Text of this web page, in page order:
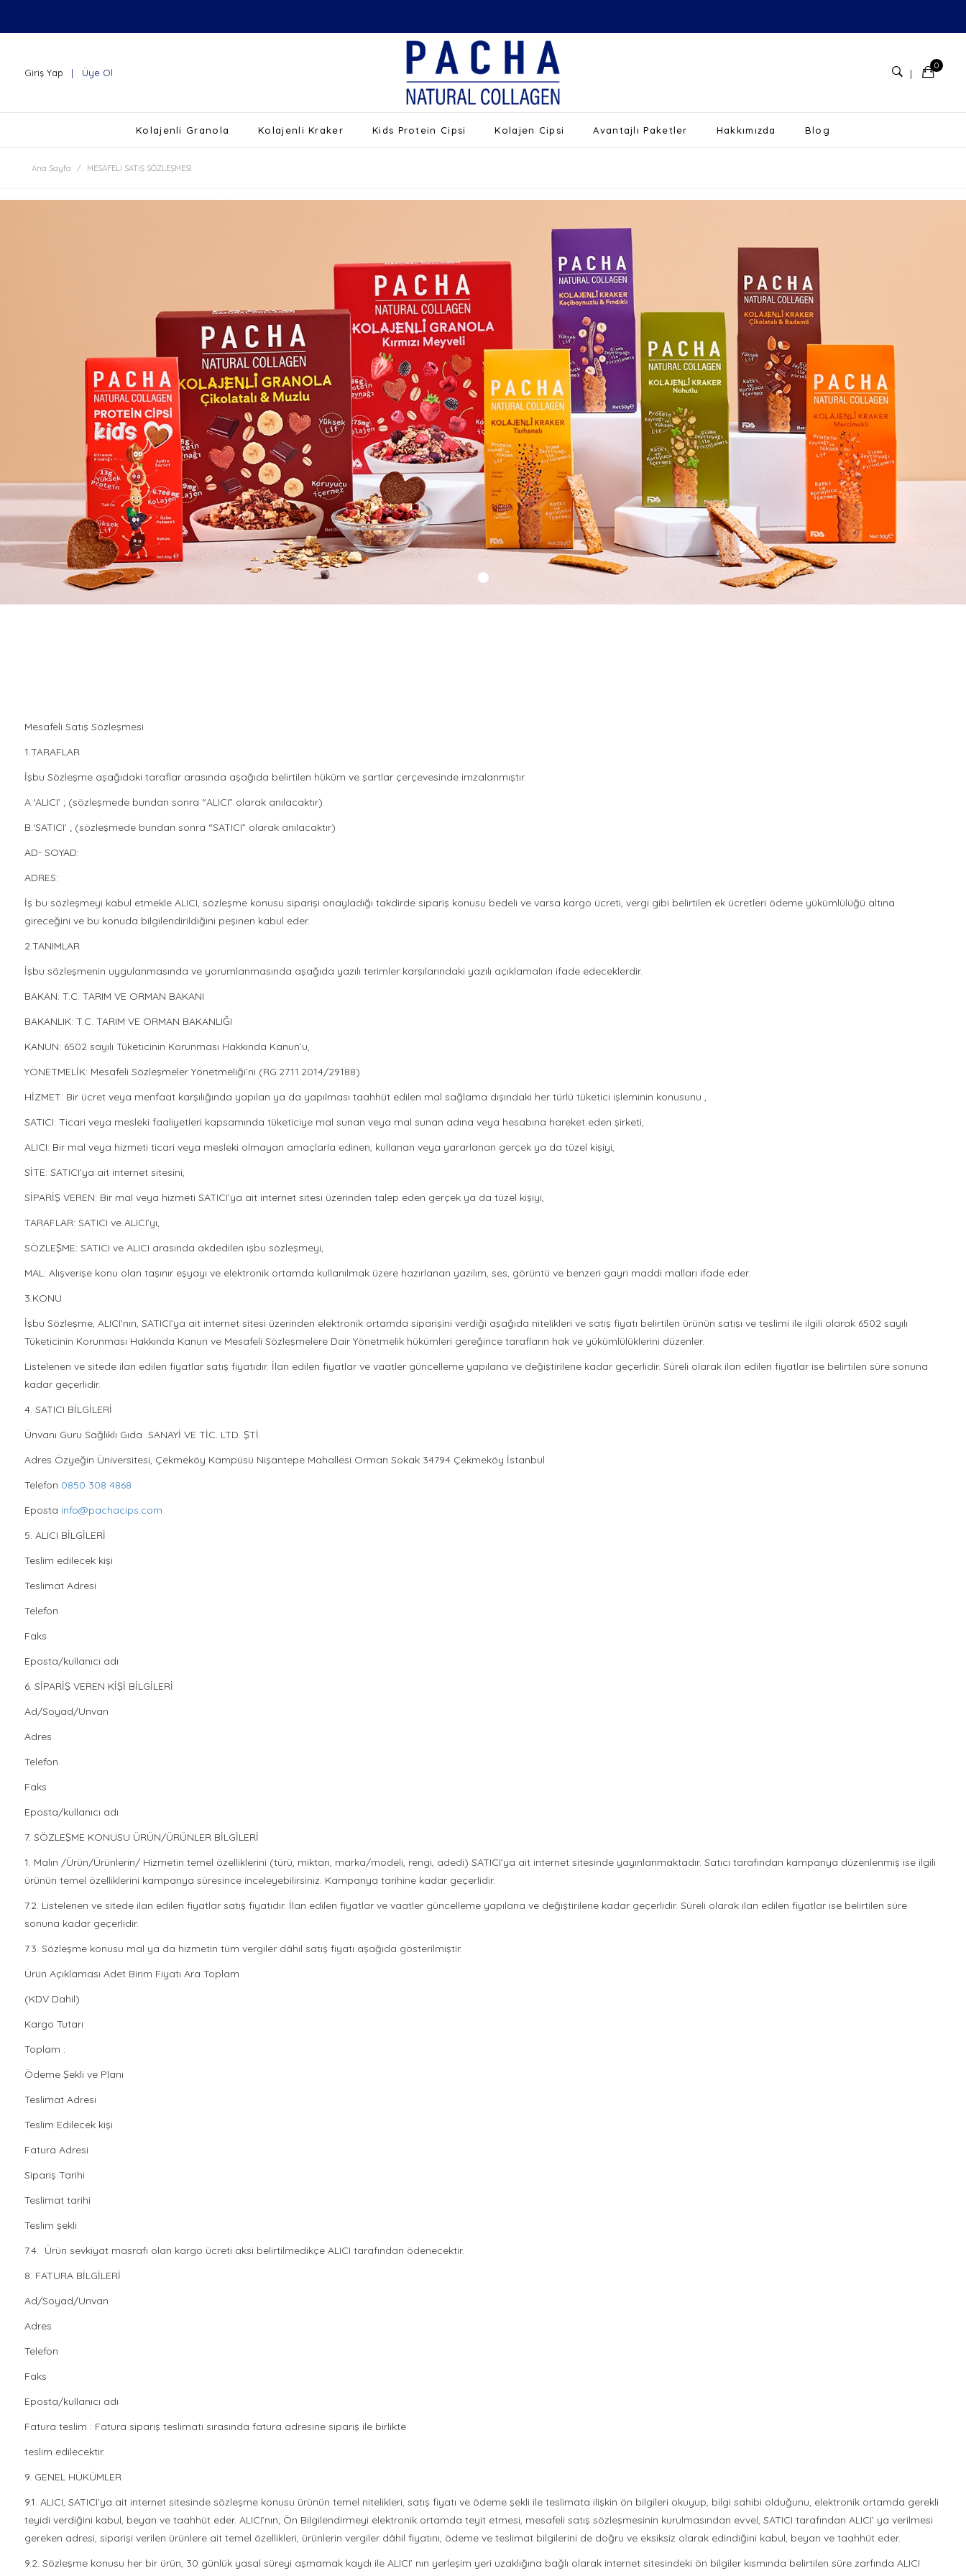
Giriş Yap Üye Ol
0
Kolajenli Granola Kolajenli Kraker Kids Protein Cipsi Kolajen Cipsi Avantajlı Paketler Hakkımızda Blog
Ana Sayfa MESAFELI SATIŞ SÖZLEŞMESI
Mesafeli Satış Sözleşmesi
1.TARAFLAR
İşbu Sözleşme aşağıdaki taraflar arasında aşağıda belirtilen hüküm ve şartlar çerçevesinde imzalanmıştır.
A.‘ALICI’ ; (sözleşmede bundan sonra “ALICI” olarak anılacaktır)
B.‘SATICI’ ; (sözleşmede bundan sonra “SATICI” olarak anılacaktır)
AD- SOYAD:
ADRES:
İş bu sözleşmeyi kabul etmekle ALICI, sözleşme konusu siparişi onayladığı takdirde sipariş konusu bedeli ve varsa kargo ücreti, vergi gibi belirtilen ek ücretleri ödeme yükümlülüğü altına
gireceğini ve bu konuda bilgilendirildiğini peşinen kabul eder.
2.TANIMLAR
İşbu sözleşmenin uygulanmasında ve yorumlanmasında aşağıda yazılı terimler karşılarındaki yazılı açıklamaları ifade edeceklerdir.
BAKAN: T.C. TARIM VE ORMAN BAKANI
BAKANLIK: T.C. TARIM VE ORMAN BAKANLIĞI
KANUN: 6502 sayılı Tüketicinin Korunması Hakkında Kanun’u,
YÖNETMELİK: Mesafeli Sözleşmeler Yönetmeliği’ni (RG:27.11.2014/29188)
HİZMET: Bir ücret veya menfaat karşılığında yapılan ya da yapılması taahhüt edilen mal sağlama dışındaki her türlü tüketici işleminin konusunu ,
SATICI: Ticari veya mesleki faaliyetleri kapsamında tüketiciye mal sunan veya mal sunan adına veya hesabına hareket eden şirketi,
ALICI: Bir mal veya hizmeti ticari veya mesleki olmayan amaçlarla edinen, kullanan veya yararlanan gerçek ya da tüzel kişiyi,
SİTE: SATICI’ya ait internet sitesini,
SİPARİŞ VEREN: Bir mal veya hizmeti SATICI’ya ait internet sitesi üzerinden talep eden gerçek ya da tüzel kişiyi,
TARAFLAR: SATICI ve ALICI’yı,
SÖZLEŞME: SATICI ve ALICI arasında akdedilen işbu sözleşmeyi,
MAL: Alışverişe konu olan taşınır eşyayı ve elektronik ortamda kullanılmak üzere hazırlanan yazılım, ses, görüntü ve benzeri gayri maddi malları ifade eder.
3.KONU
İşbu Sözleşme, ALICI’nın, SATICI’ya ait internet sitesi üzerinden elektronik ortamda siparişini verdiği aşağıda nitelikleri ve satış fiyatı belirtilen ürünün satışı ve teslimi ile ilgili olarak 6502 sayılı
Tüketicinin Korunması Hakkında Kanun ve Mesafeli Sözleşmelere Dair Yönetmelik hükümleri gereğince tarafların hak ve yükümlülüklerini düzenler.
Listelenen ve sitede ilan edilen fiyatlar satış fiyatıdır. İlan edilen fiyatlar ve vaatler güncelleme yapılana ve değiştirilene kadar geçerlidir. Süreli olarak ilan edilen fiyatlar ise belirtilen süre sonuna
kadar geçerlidir.
4. SATICI BİLGİLERİ
Ünvanı Guru Sağlıklı Gıda SANAYİ VE TİC. LTD. ŞTİ.
Adres Özyeğin Üniversitesi, Çekmeköy Kampüsü Nişantepe Mahallesi Orman Sokak 34794 Çekmeköy İstanbul
Telefon 0850 308 4868
Eposta info@pachacips.com
5. ALICI BİLGİLERİ
Teslim edilecek kişi
Teslimat Adresi
Telefon
Faks
Eposta/kullanıcı adı
6. SİPARİŞ VEREN KİŞİ BİLGİLERİ
Ad/Soyad/Unvan
Adres
Telefon
Faks
Eposta/kullanıcı adı
7. SÖZLEŞME KONUSU ÜRÜN/ÜRÜNLER BİLGİLERİ
1. Malın /Ürün/Ürünlerin/ Hizmetin temel özelliklerini (türü, miktarı, marka/modeli, rengi, adedi) SATICI’ya ait internet sitesinde yayınlanmaktadır. Satıcı tarafından kampanya düzenlenmiş ise ilgili
ürünün temel özelliklerini kampanya süresince inceleyebilirsiniz. Kampanya tarihine kadar geçerlidir.
7.2. Listelenen ve sitede ilan edilen fiyatlar satış fiyatıdır. İlan edilen fiyatlar ve vaatler güncelleme yapılana ve değiştirilene kadar geçerlidir. Süreli olarak ilan edilen fiyatlar ise belirtilen süre
sonuna kadar geçerlidir.
7.3. Sözleşme konusu mal ya da hizmetin tüm vergiler dâhil satış fiyatı aşağıda gösterilmiştir.
Ürün Açıklaması Adet Birim Fiyatı Ara Toplam
(KDV Dahil)
Kargo Tutarı
Toplam :
Ödeme Şekli ve Planı
Teslimat Adresi
Teslim Edilecek kişi
Fatura Adresi
Sipariş Tarihi
Teslimat tarihi
Teslim şekli
7.4. Ürün sevkiyat masrafı olan kargo ücreti aksi belirtilmedikçe ALICI tarafından ödenecektir.
8. FATURA BİLGİLERİ
Ad/Soyad/Unvan
Adres
Telefon
Faks
Eposta/kullanıcı adı
Fatura teslim : Fatura sipariş teslimatı sırasında fatura adresine sipariş ile birlikte
teslim edilecektir.
9. GENEL HÜKÜMLER
9.1. ALICI, SATICI’ya ait internet sitesinde sözleşme konusu ürünün temel nitelikleri, satış fiyatı ve ödeme şekli ile teslimata ilişkin ön bilgileri okuyup, bilgi sahibi olduğunu, elektronik ortamda gerekli
teyidi verdiğini kabul, beyan ve taahhüt eder. ALICI’nın; Ön Bilgilendirmeyi elektronik ortamda teyit etmesi, mesafeli satış sözleşmesinin kurulmasından evvel, SATICI tarafından ALICI’ ya verilmesi
gereken adresi, siparişi verilen ürünlere ait temel özellikleri, ürünlerin vergiler dâhil fiyatını, ödeme ve teslimat bilgilerini de doğru ve eksiksiz olarak edindiğini kabul, beyan ve taahhüt eder.
9.2. Sözleşme konusu her bir ürün, 30 günlük yasal süreyi aşmamak kaydı ile ALICI’ nın yerleşim yeri uzaklığına bağlı olarak internet sitesindeki ön bilgiler kısmında belirtilen süre zarfında ALICI